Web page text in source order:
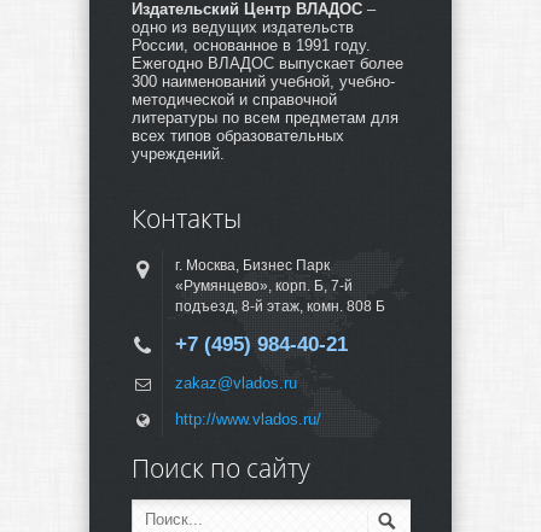
Издательский Центр ВЛАДОС –
одно из ведущих издательств
России, основанное в 1991 году.
Ежегодно ВЛАДОС выпускает более
300 наименований учебной, учебно-
методической и справочной
литературы по всем предметам для
всех типов образовательных
учреждений.
Контакты
г. Москва, Бизнес Парк
«Румянцево», корп. Б, 7-й
подъезд, 8-й этаж, комн. 808 Б
+7 (495) 984-40-21
zakaz@vlados.ru
http://www.vlados.ru/
Поиск по сайту